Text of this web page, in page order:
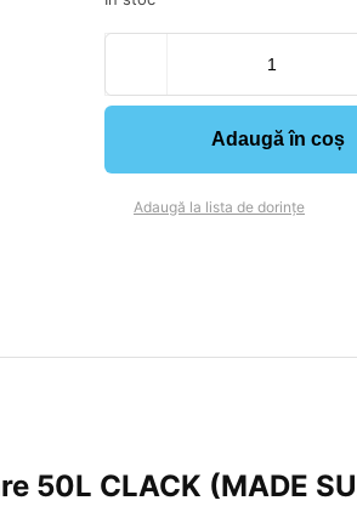
Adaugă în coș
Adaugă la lista de dorințe
50L CLACK (MADE